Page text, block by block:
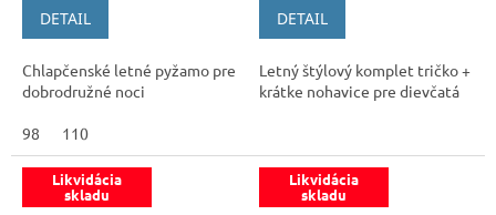
DETAIL
Chlapčenské letné pyžamo pre
dobrodružné noci
98 110
DETAIL
Letný štýlový komplet tričko +
krátke nohavice pre dievčatá
Likvidácia
skladu
Likvidácia
skladu